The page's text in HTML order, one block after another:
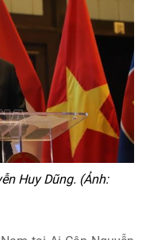
Huy Dũng. (Ảnh: